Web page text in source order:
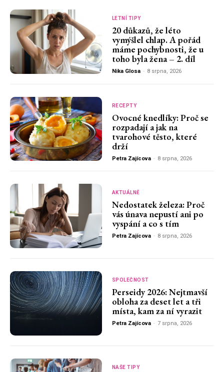
LETNÍ TIPY
20 důkazů, že léto
vymýšlel chlap. A pořád
máme pochybnosti, že u
toho byla žena – 2. díl
Nika Glosa - 8 srpna, 2026
RECEPTY
Ovocné knedlíky: Proč se
rozpadají a jak na
tvarohové těsto, které
drží
Petra Zajícova - 8 srpna, 2026
AKTUÁLNĚ
Nedostatek železa: Proč
vás únava nepustí ani po
vyspání a co s tím
Petra Zajícova - 8 srpna, 2026
SPOLEČNOST
Perseidy 2026: Nejtmavší
obloha za deset let a tři
místa, kam za ní vyrazit
Petra Zajícova - 7 srpna, 2026
NAŠE TIPY